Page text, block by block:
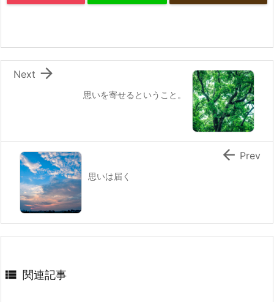
思いを寄せるということ。

Next
思いは届く
 Prev
 関連記事